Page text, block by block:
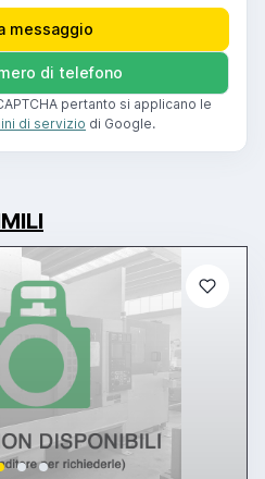
messaggio
di telefono
pertanto si applicano le
di servizio di Google.